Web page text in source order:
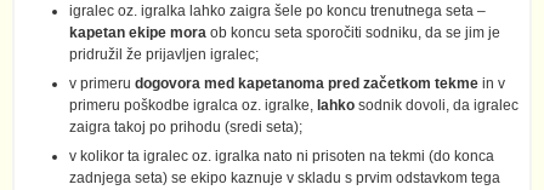
igralec oz. igralka lahko zaigra šele po koncu trenutnega seta –
kapetan ekipe mora ob koncu seta sporočiti sodniku, da se jim je
pridružil že prijavljen igralec;
v primeru dogovora med kapetanoma pred začetkom tekme in v
primeru poškodbe igralca oz. igralke, lahko sodnik dovoli, da igralec
zaigra takoj po prihodu (sredi seta);
v kolikor ta igralec oz. igralka nato ni prisoten na tekmi (do konca
zadnjega seta) se ekipo kaznuje v skladu s prvim odstavkom tega